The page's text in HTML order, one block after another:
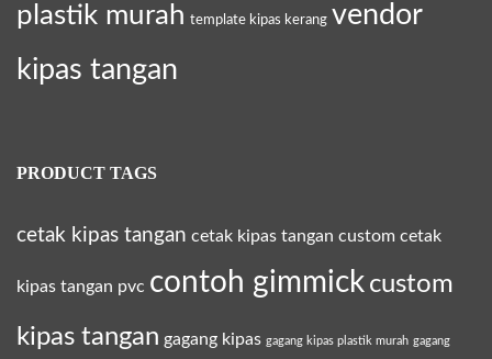
plastik murah template kipas kerang vendor
kipas tangan
PRODUCT TAGS
cetak kipas tangan cetak kipas tangan custom cetak
kipas tangan pvc contoh gimmick custom
kipas tangan gagang kipas gagang kipas plastik murah gagang